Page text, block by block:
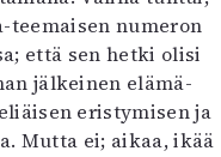
teemaisen numeron
että sen hetki olisi
jälkeinen elämä-
eristymisen ja
Mutta ei; aikaa, ikää